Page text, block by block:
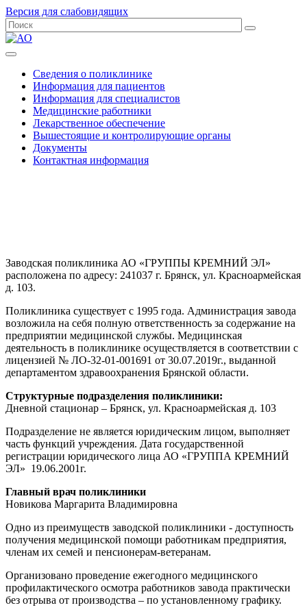
Версия для слабовидящих
Сведения о поликлинике
Информация для пациентов
Информация для специалистов
Медицинские работники
Лекарственное обеспечение
Вышестоящие и контролирующие органы
Документы
Контактная информация
Заводская поликлиника АО «ГРУППЫ КРЕМНИЙ ЭЛ»
расположена по адресу: 241037 г. Брянск, ул. Красноармейская
д. 103.
Поликлиника существует с 1995 года. Администрация завода
возложила на себя полную ответственность за содержание на
предприятии медицинской службы. Медицинская
деятельность в поликлинике осуществляется в соответствии с
лицензией № ЛО-32-01-001691 от 30.07.2019г., выданной
департаментом здравоохранения Брянской области.
Структурные подразделения поликлиники:
Дневной стационар – Брянск, ул. Красноармейская д. 103
Подразделение не является юридическим лицом, выполняет
часть функций учреждения. Дата государственной
регистрации юридического лица АО «ГРУППА КРЕМНИЙ
ЭЛ» 19.06.2001г.
Главный врач поликлиники
Новикова Маргарита Владимировна
Одно из преимуществ заводской поликлиники - доступность
получения медицинской помощи работникам предприятия,
членам их семей и пенсионерам-ветеранам.
Организовано проведение ежегодного медицинского
профилактического осмотра работников завода практически
без отрыва от производства – по установленному графику.